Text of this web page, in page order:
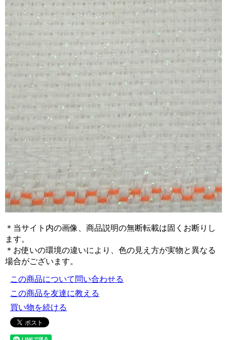
＊当サイト内の画像、商品説明の無断転載は固くお断りし
ます。
＊お使いの環境の違いにより、色の見え方が実物と異なる
場合がございます。
この商品について問い合わせる
この商品を友達に教える
買い物を続ける